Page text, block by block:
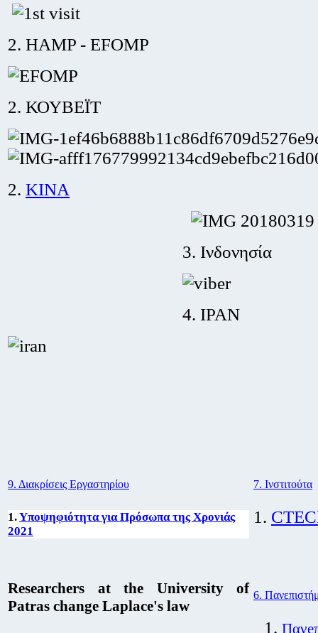
2. HAMP - EFOMP
2. ΚΟΥΒΕΪΤ
2. ΚΙΝΑ
3. Ινδονησία
4. ΙΡΑΝ
9. Διακρίσεις Εργαστηρίου
1.Υποψηφιότητα για Πρόσωπα της Χρονιάς
2021
Researchers at the University of
Patras change Laplace's law
7. Ινστιτούτα
1.
6.